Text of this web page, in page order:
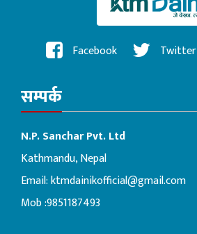
Facebook Twitter
सम्पर्क
N.P. Sanchar Pvt. Ltd
Kathmandu, Nepal
Email:ktmdainikofficial@gmail.com
Mob :9851187493